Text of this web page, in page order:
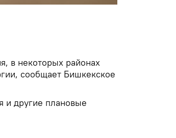
в некоторых районах
сообщает Бишкекское
и другие плановые